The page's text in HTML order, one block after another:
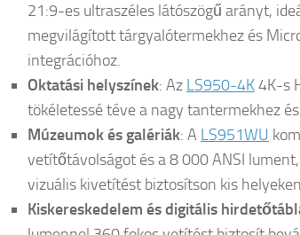
21:9-es ultraszéles látószögű arányt,
megvilágított tárgyalótermekhez és
integrációhoz.
Oktatási helyszínek: Az LS950-4K4K-s
tökéletessé téve a nagy tantermekhez
Múzeumok és galériák: A LS951WU
vetítőtávolságot és a 8 000 ANSI
vizuális kivetítést biztosítson kis
Kiskereskedelem és digitális